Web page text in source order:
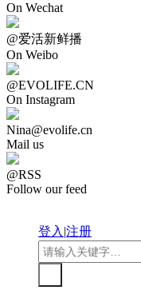
On Wechat
@爱活新鲜播
On Weibo
@EVOLIFE.CN
On Instagram
Nina@evolife.cn
Mail us
@RSS
Follow our feed
登入|注册